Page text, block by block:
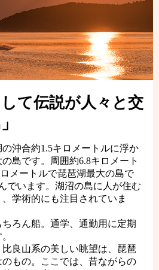
て伝説が人々と交
沖合約1.5キロメートルに浮か
島です。周囲約6.8キロメート
メートルで琵琶湖最大の島で
でいます。湖沼の島に人が住む
学術的にも注目されていま
ろん船。通学、通勤用に定期
良山系の美しい眺望は、琵琶
もの。ここでは、昔ながらの